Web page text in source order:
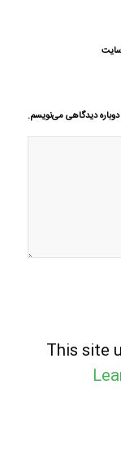
دیدگاهی می‌نویسم.
This site